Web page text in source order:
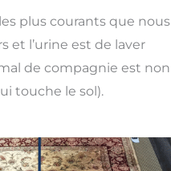
plus courants que nous
et l’urine est de laver
de compagnie est non
touche le sol).